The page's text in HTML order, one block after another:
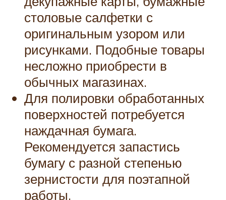
столовые салфетки с
оригинальным узором или
рисунками. Подобные товары
несложно приобрести в
обычных магазинах.
Для полировки обработанных
поверхностей потребуется
наждачная бумага.
Рекомендуется запастись
бумагу с разной степенью
зернистости для поэтапной
работы.